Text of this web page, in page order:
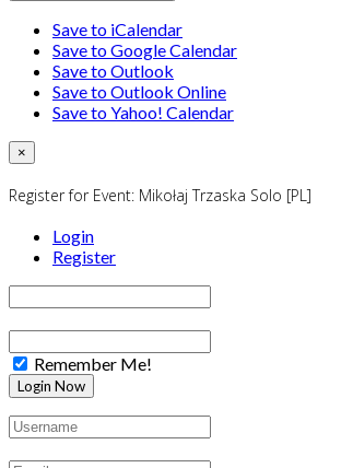
Save to iCalendar
Save to Google Calendar
Save to Outlook
Save to Outlook Online
Save to Yahoo! Calendar
×
Register for Event: Mikołaj Trzaska Solo [PL]
Login
Register
Remember Me!